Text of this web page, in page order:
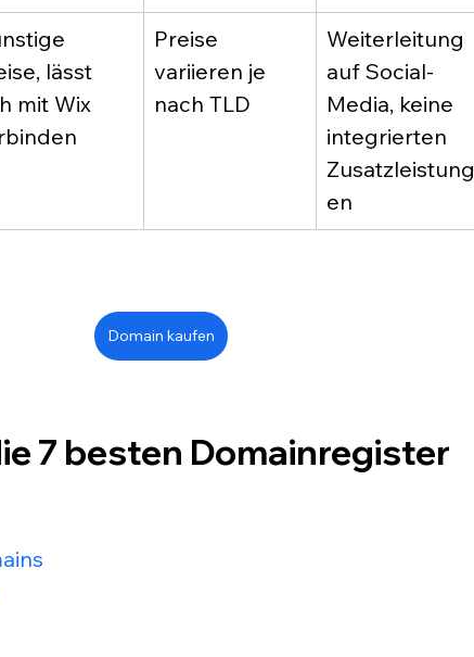
lässt
mit Wix
Preise
variieren je
nach TLD
Weiterleitung
auf Social-
Media, keine
integrierten
Zusatzleistung
en
Domain kaufen
7 besten Domainregister